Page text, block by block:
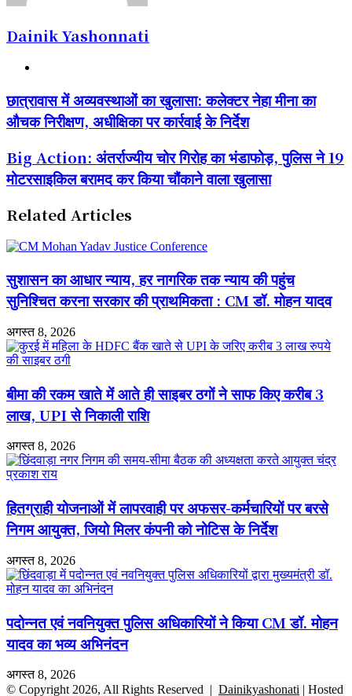
Dainik Yashonnati
छात्रावास
में
अव्यवस्थाओं
खुलासा:
कलेक्टर
नेहा
का
औचक
अधीक्षिका
कार्रवाई
के
निर्देश
छात्रावास में अव्यवस्थाओं का खुलासा: कलेक्टर नेहा मीना का
औचक निरीक्षण, अधीक्षिका पर कार्रवाई के निर्देश
Big
Action:
अंतर्राज्यीय
गिरोह
का
भंडाफोड़,
पुलिस
19
मोटरसाइकिल
बरामद
किया
चौंकाने
वाला
Big Action: अंतर्राज्यीय चोर गिरोह का भंडाफोड़, पुलिस ने 19
मोटरसाइकिल बरामद कर किया चौंकाने वाला खुलासा
Related Articles
सुशासन का आधार न्याय, हर नागरिक तक न्याय की पहुंच
सुनिश्चित करना सरकार की प्राथमिकता : CM डॉ. मोहन यादव
अगस्त 8, 2026
बीमा की रकम खाते में आते ही साइबर ठगों ने साफ किए करीब 3
लाख, UPI से निकाली राशि
अगस्त 8, 2026
हितग्राही योजनाओं में लापरवाही पर अफसर-कर्मचारियों पर बरसे
निगम आयुक्त, जियो मिलर कंपनी को नोटिस के निर्देश
अगस्त 8, 2026
पदोन्नत एवं नवनियुक्त पुलिस अधिकारियों ने किया CM डॉ. मोहन
यादव का भव्य अभिनंदन
अगस्त 8, 2026
© Copyright 2026, All Rights Reserved | Dainikyashonati | Hosted